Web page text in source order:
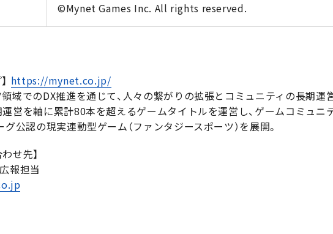
©Mynet Games Inc. All rights reserved.
https://mynet.co.jp/
領域でのDX推進を通じて、人々の繋がりの拡張とコミュニティの長期
運営を軸に累計80本を超えるゲームタイトルを運営し、ゲームコミュニ
グ公認の現実連動型ゲーム（ファンタジースポーツ）を展開。
せ先】
報担当